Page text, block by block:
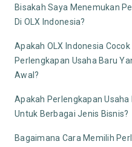
Bisakah Saya Menemukan
Di OLX Indonesia?
Apakah OLX Indonesia
Perlengkapan Usaha Baru
Awal?
Apakah Perlengkapan Usaha
Untuk Berbagai Jenis Bisnis?
Bagaimana Cara Memilih